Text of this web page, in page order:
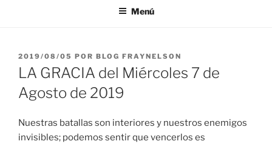
Menú
PUBLICADO
EL
2019/08/05 POR BLOG FRAYNELSON
LA GRACIA del Miércoles 7 de
Agosto de 2019
Nuestras batallas son interiores y nuestros enemigos
invisibles; podemos sentir que vencerlos es